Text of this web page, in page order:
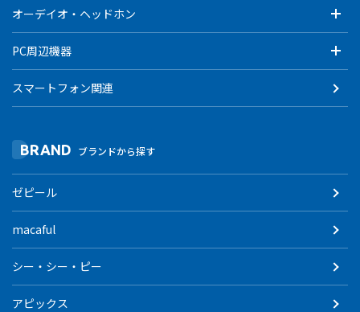
オーデイオ・ヘッドホン
PC周辺機器
スマートフォン関連
BRAND ブランドから探す
ゼピール
macaful
シー・シー・ピー
アピックス